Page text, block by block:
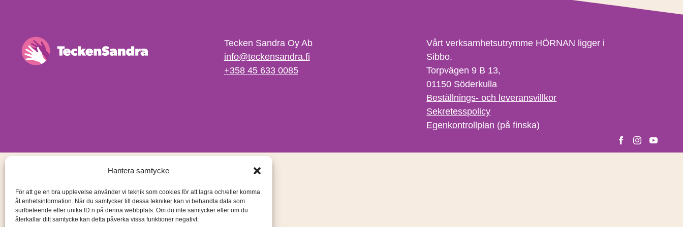
Hantera samtycke
För att ge en bra upplevelse använder vi teknik som cookies för att lagra och/eller komma
åt enhetsinformation. När du samtycker till dessa tekniker kan vi behandla data som
surfbeteende eller unika ID:n på denna webbplats. Om du inte samtycker eller om du
återkallar ditt samtycke kan detta påverka vissa funktioner negativt.
Tecken Sandra Oy Ab
info@teckensandra.fi
+358 45 633 0085
Vårt verksamhetsutrymme HÖRNAN ligger i
Sibbo.
Torpvägen 9 B 13,
01150 Söderkulla
Beställnings- och leveransvillkor
Sekretesspolicy
Egenkontrollplan (på finska)